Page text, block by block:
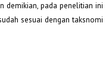
demikian, pada penelitian ini
sesuai dengan taksnomi